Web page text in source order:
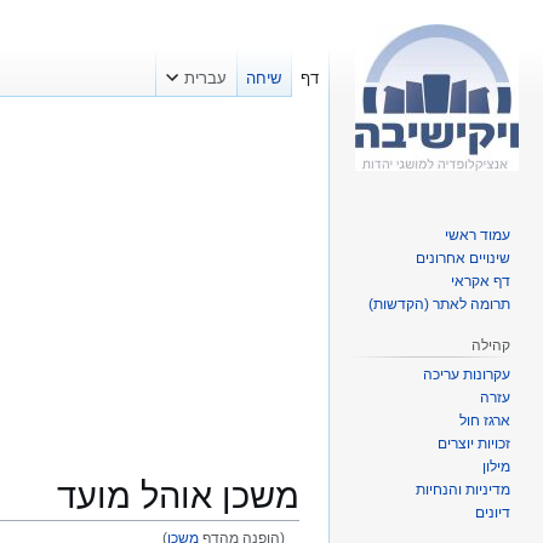
משכן אוהל מועד
(הופנה מהדף משכן)
דף שיחה עברית
עמוד ראשי
שינויים אחרונים
דף אקראי
תרומה לאתר (הקדשות)
קהילה
עקרונות עריכה
עזרה
ארגז חול
זכויות יוצרים
מילון
מדיניות והנחיות
דיונים